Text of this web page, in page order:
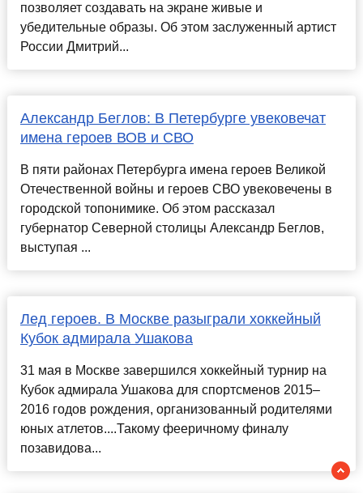
позволяет создавать на экране живые и
убедительные образы. Об этом заслуженный артист
России Дмитрий...
Александр Беглов: В Петербурге увековечат
имена героев ВОВ и СВО
В пяти районах Петербурга имена героев Великой
Отечественной войны и героев СВО увековечены в
городской топонимике. Об этом рассказал
губернатор Северной столицы Александр Беглов,
выступая ...
Лед героев. В Москве разыграли хоккейный
Кубок адмирала Ушакова
31 мая в Москве завершился хоккейный турнир на
Кубок адмирала Ушакова для спортсменов 2015–
2016 годов рождения, организованный родителями
юных атлетов....Такому фееричному финалу
позавидова...